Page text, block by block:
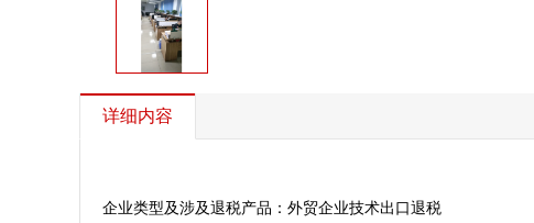
详细内容
企业类型及涉及退税产品：外贸企业技术出口退税